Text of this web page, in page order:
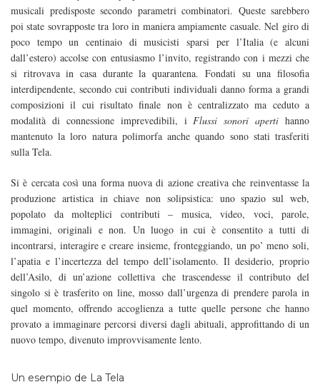
musicali predisposte secondo parametri combinatori. Queste sarebbero
poi state sovrapposte tra loro in maniera ampiamente casuale. Nel giro di
poco tempo un centinaio di musicisti sparsi per l’Italia (e alcuni
dall’estero) accolse con entusiasmo l’invito, registrando con i mezzi che
si ritrovava in casa durante la quarantena. Fondati su una filosofia
interdipendente, secondo cui contributi individuali danno forma a grandi
composizioni il cui risultato finale non è centralizzato ma ceduto a
modalità di connessione imprevedibili, iFlussi sonori aperti hanno
mantenuto la loro natura polimorfa anche quando sono stati trasferiti
sulla Tela.
Si è cercata così una forma nuova di azione creativa che reinventasse la
produzione artistica in chiave non solipsistica: uno spazio sul web,
popolato da molteplici contributi – musica, video, voci, parole,
immagini, originali e non. Un luogo in cui è consentito a tutti di
incontrarsi, interagire e creare insieme, fronteggiando, un po’ meno soli,
l’apatia e l’incertezza del tempo dell’isolamento. Il desiderio, proprio
dell’Asilo, di un’azione collettiva che trascendesse il contributo del
singolo si è trasferito on line, mosso dall’urgenza di prendere parola in
quel momento, offrendo accoglienza a tutte quelle persone che hanno
provato a immaginare percorsi diversi dagli abituali, approfittando di un
nuovo tempo, divenuto improvvisamente lento.
Un esempio de La Tela